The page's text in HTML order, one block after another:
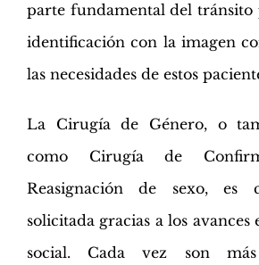
parte fundamental del tránsito
identificación con la imagen
las necesidades de estos
La Cirugía de Género, o
como Cirugía de
Reasignación de sexo, es
solicitada gracias a los avances
social. Cada vez son